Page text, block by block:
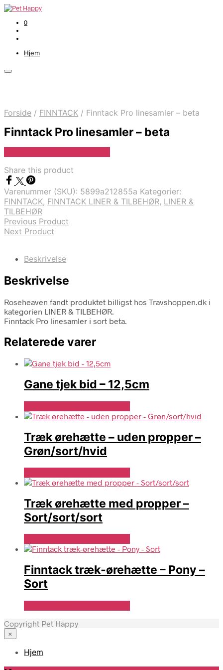
0
Hjem
Forside / FINNTACK / Finntack Pro linesamler – beta
Finntack Pro linesamler – beta
Share this product
Varenummer (SKU): 5899a212855a Kategorier:
FINNTACK, FINNTACK LINER & TILBEHØR, LINER &
TILBEHØR
Previous Product
Next Product
Beskrivelse
Beskrivelse
Roseheaven fandt produktet billigst hos Travshoppen.dk i
kategorien LINER & TILBEHØR.
Finntack Pro linesamler i sort beta.
Relaterede varer
Gane tjek bid – 12,5cm
Træk ørehætte – uden propper –
Grøn/sort/hvid
Træk ørehætte med propper –
Sort/sort/sort
Finntack træk-ørehætte – Pony –
Sort
Copyright Pet Happy
×
Hjem